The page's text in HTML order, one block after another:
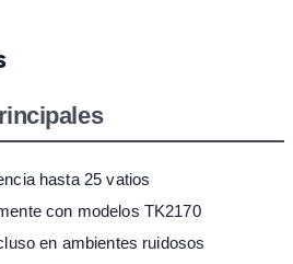
hasta 25 vatios
con modelos TK2170
en ambientes ruidosos